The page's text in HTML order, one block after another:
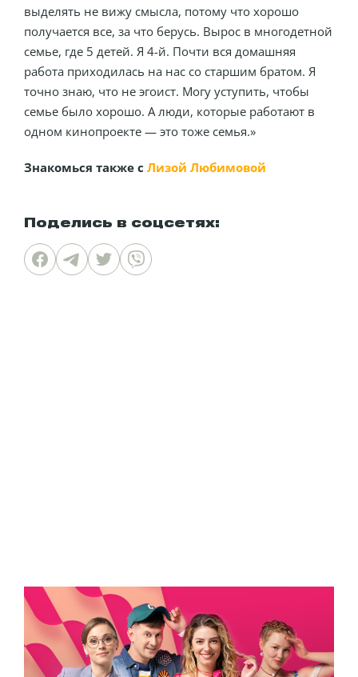
выделять не вижу смысла, потому что хорошо
получается все, за что берусь. Вырос в многодетной
семье, где 5 детей. Я 4-й. Почти вся домашняя
работа приходилась на нас со старшим братом. Я
точно знаю, что не эгоист. Могу уступить, чтобы
семье было хорошо. А люди, которые работают в
одном кинопроекте — это тоже семья.»
Знакомься также с Лизой Любимовой
Поделись в соцсетях: